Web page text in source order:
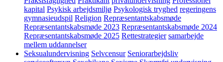
kapital Psykisk arbejdsmiljø Psykologisk tryghed regeringens
gymnasieudspil Religion Repræsentantskabsmøde
Repræsentantskabsmøde 2023 Repræsentantskabsmøde 2024
Repræsentantskabsmøde 2025 Rettestrategier samarbejde
mellem uddannelser
Seksualundervisning Selvcensur Seniorarbejdsliv